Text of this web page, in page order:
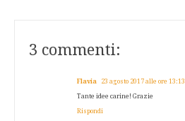
3 commenti:
Flavia 23 agosto 2017 alle ore 13:13
Tante idee carine! Grazie
Rispondi